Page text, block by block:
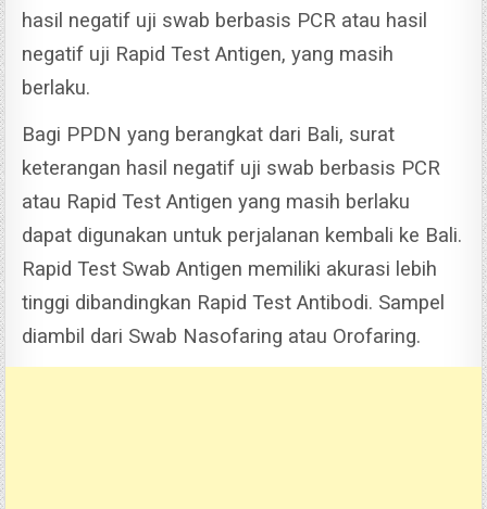
hasil negatif uji swab berbasis PCR atau hasil
negatif uji Rapid Test Antigen, yang masih
berlaku.
Bagi PPDN yang berangkat dari Bali, surat
keterangan hasil negatif uji swab berbasis PCR
atau Rapid Test Antigen yang masih berlaku
dapat digunakan untuk perjalanan kembali ke Bali.
Rapid Test Swab Antigen memiliki akurasi lebih
tinggi dibandingkan Rapid Test Antibodi. Sampel
diambil dari Swab Nasofaring atau Orofaring.